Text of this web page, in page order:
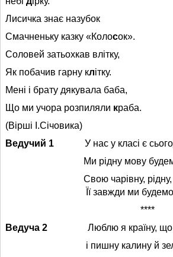
Лисичка знає
Смачненьку казку «Колос
Соловей затьохкав
Як побачив гарну клітку.
Мені і брату дякувала
Що ми учора розпиляли к
(Вірші І.Січовика)
Ведучий 1 У нас у класі є
Ми рідну мову будем
Свою чарівну, рідну,
Її завжди ми будемо
****
Ведуча 2
Люблю я країну, що
і пишну калину й